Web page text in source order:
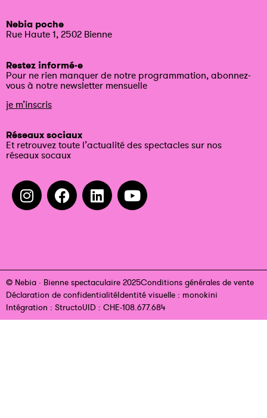
Nebia poche
Rue Haute 1, 2502 Bienne
Restez informé·e
Pour ne rien manquer de notre programmation, abonnez-
vous à notre newsletter mensuelle
je m’inscris
Réseaux sociaux
Et retrouvez toute l’actualité des spectacles sur nos
réseaux socaux
© Nebia · Bienne spectaculaire 2025Conditions générales de vente
Déclaration de confidentialitéIdentité visuelle : monokini
Intégration : StructoUID : CHE-108.677.684